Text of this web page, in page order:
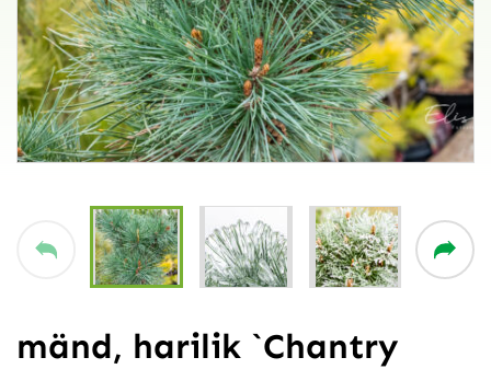
mänd, harilik `Chantry